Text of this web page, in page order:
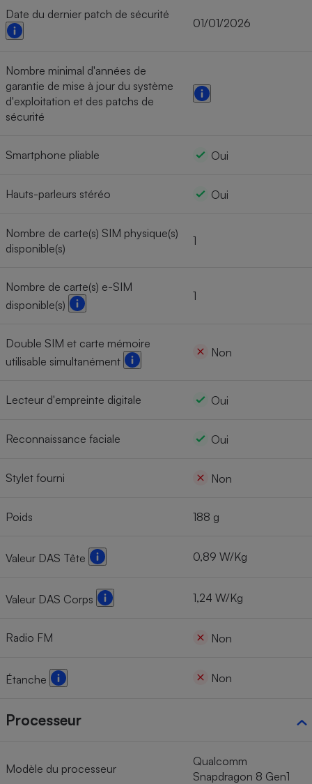
Date du dernier patch de sécurité
01/01/2026
Nombre minimal d'années de
garantie de mise à jour du système
d'exploitation et des patchs de
sécurité
Smartphone pliable Oui
Hauts-parleurs stéréo Oui
Nombre de carte(s) SIM physique(s)
disponible(s)
1
Nombre de carte(s) e-SIM
disponible(s)
1
Double SIM et carte mémoire
utilisable simultanément
Non
Lecteur d'empreinte digitale Oui
Reconnaissance faciale Oui
Stylet fourni Non
Poids 188 g
Valeur DAS Tête 0,89 W/Kg
Valeur DAS Corps 1,24 W/Kg
Radio FM Non
Étanche Non
Processeur
Modèle du processeur
Qualcomm
Snapdragon 8 Gen1